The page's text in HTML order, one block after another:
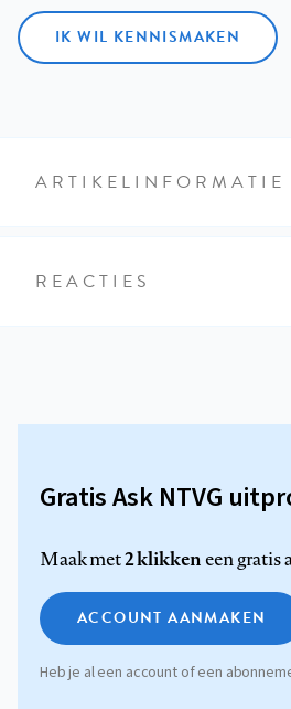
IK WIL KENNISMAKEN
ARTIKELINFORMATIE
REACTIES
Gratis Ask NTVG
Maak met2 klikkeneen gratis
ACCOUNT AANMAKEN
Heb je al een account of een